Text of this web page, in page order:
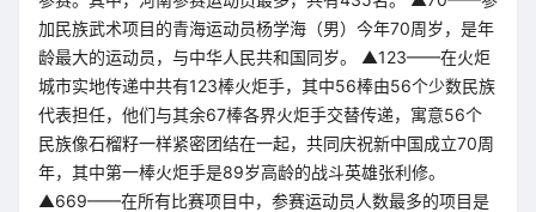
加民族武术项目的青海运动员杨学海（男）今年70周岁，是年
龄最大的运动员，与中华人民共和国同岁。 ▲123——在火炬
城市实地传递中共有123棒火炬手，其中56棒由56个少数民族
代表担任，他们与其余67棒各界火炬手交替传递，寓意56个
民族像石榴籽一样紧密团结在一起，共同庆祝新中国成立70周
年，其中第一棒火炬手是89岁高龄的战斗英雄张利修。
▲669——在所有比赛项目中，参赛运动员人数最多的项目是